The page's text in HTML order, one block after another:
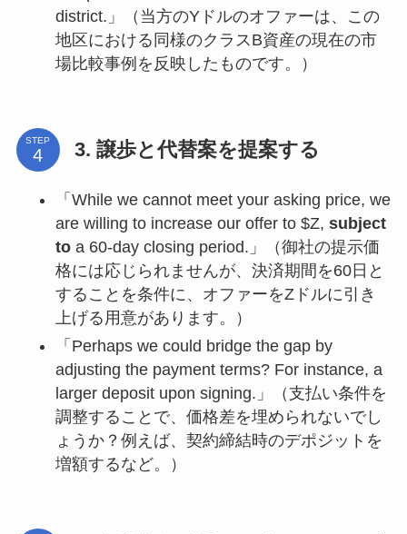
district.」（当方のYドルのオファーは、この
地区における同様のクラスB資産の現在の市
場比較事例を反映したものです。）
STEP 3. 譲歩と代替案を提案する
「While we cannot meet your asking price, we
are willing to increase our offer to $Z, subject
toa 60-day closing period.」（御社の提示価
格には応じられませんが、決済期間を60日と
することを条件に、オファーをZドルに引き
上げる用意があります。）
「Perhaps we could bridge the gap by
adjusting the payment terms? For instance, a
larger deposit upon signing.」（支払い条件を
調整することで、価格差を埋められないでし
ょうか？例えば、契約締結時のデポジットを
増額するなど。）